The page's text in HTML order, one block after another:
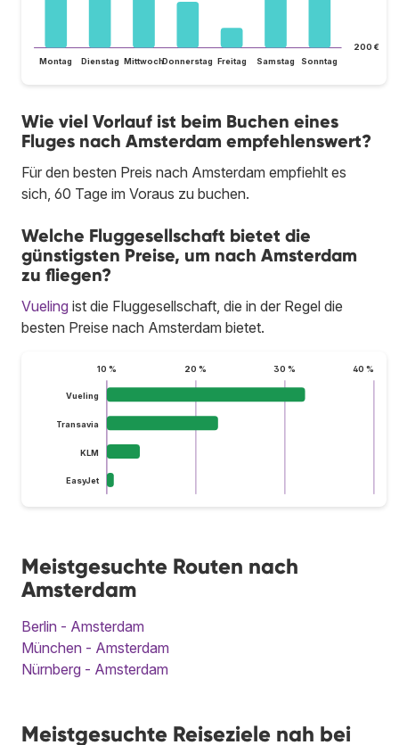
200 €
Montag Dienstag MittwochDonnerstag Freitag Samstag Sonntag
Wie viel Vorlauf ist beim Buchen eines
Fluges nach Amsterdam empfehlenswert?
Für den besten Preis nach Amsterdam empfiehlt es
sich, 60 Tage im Voraus zu buchen.
Welche Fluggesellschaft bietet die
günstigsten Preise, um nach Amsterdam
zu fliegen?
Vueling ist die Fluggesellschaft, die in der Regel die
besten Preise nach Amsterdam bietet.
10 % 20 % 30 % 40 %
Vueling
Transavia
KLM
EasyJet
Meistgesuchte Routen nach
Amsterdam
Berlin - Amsterdam
München - Amsterdam
Nürnberg - Amsterdam
Meistgesuchte Reiseziele nah bei